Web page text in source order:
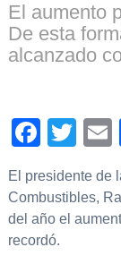
El aumento
De esta
alcanzado
El presidente de
Combustibles,
del año el
recordó.